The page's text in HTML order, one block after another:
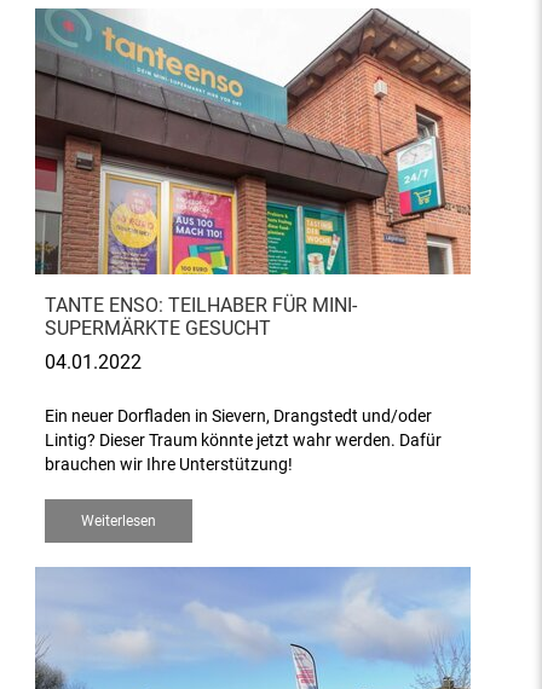
TANTE ENSO: TEILHABER FÜR MINI-
SUPERMÄRKTE GESUCHT
04.01.2022
Ein neuer Dorfladen in Sievern, Drangstedt und/oder
Lintig? Dieser Traum könnte jetzt wahr werden. Dafür
brauchen wir Ihre Unterstützung!
Weiterlesen